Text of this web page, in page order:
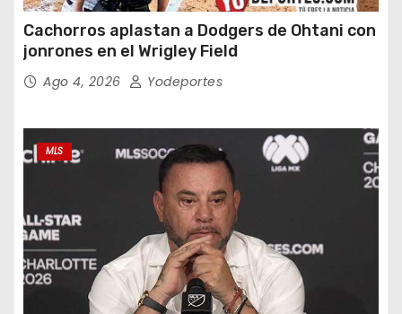
Cachorros aplastan a Dodgers de Ohtani con
jonrones en el Wrigley Field
Ago 4, 2026 Yodeportes
MLS